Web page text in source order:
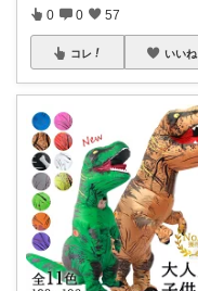
0 0 57
コレ いいね